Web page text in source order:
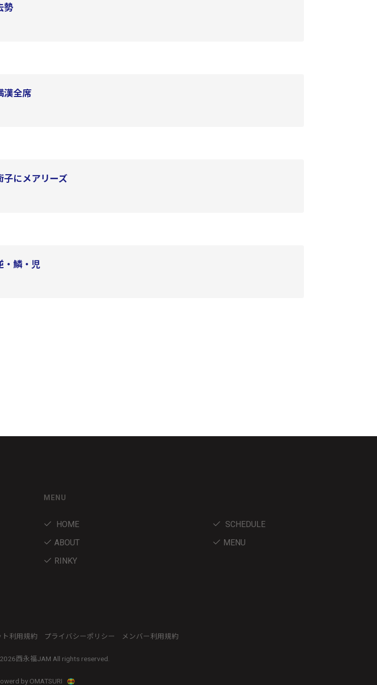
勢
漢全席
子にメアリーズ
・鱗・児
MENU
HOME
SCHEDULE
ABOUT
MENU
RINKY
ト利用規約 プライバシーポリシー メンバー利用規約
2026西永福JAM All rights reserved.
by OMATSURI